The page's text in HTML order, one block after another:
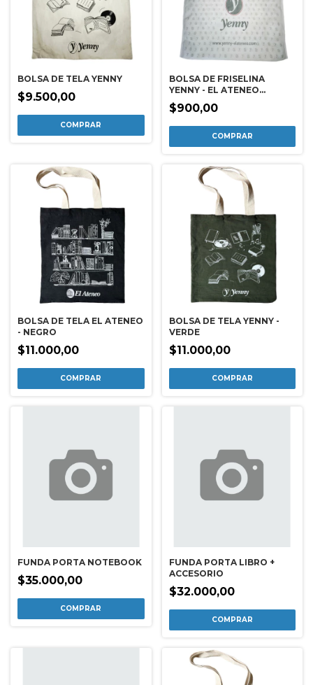
BOLSA DE TELA YENNY
$9.500,00
BOLSA DE FRISELINA
YENNY - EL ATENEO
(45X40)
$900,00
BOLSA DE TELA EL ATENEO
- NEGRO
$11.000,00
BOLSA DE TELA YENNY -
VERDE
$11.000,00
FUNDA PORTA NOTEBOOK
$35.000,00
FUNDA PORTA LIBRO +
ACCESORIO
$32.000,00